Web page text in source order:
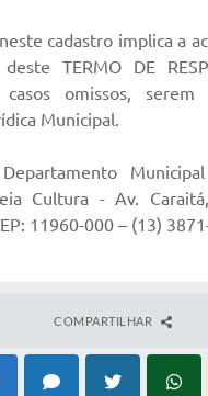
cadastro implica a
TERMO DE
omissos, serem
Municipal.
Departamento
Cultura - Av.
11960-000 – (13)
COMPARTILHAR